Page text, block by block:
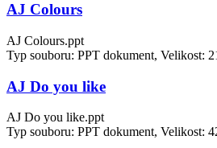
AJ Colours
AJ Colours.ppt
Typ souboru: PPT dokument, Velikost:
AJ Do you like
AJ Do you like.ppt
Typ souboru: PPT dokument, Velikost: